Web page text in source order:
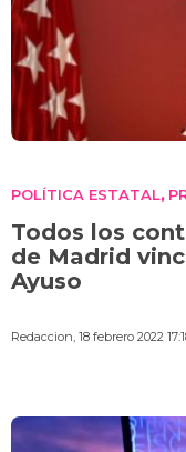
POLÍTICA ESTATAL,
Todos los
de Madrid
Ayuso
Redaccion 18 febrero 2022